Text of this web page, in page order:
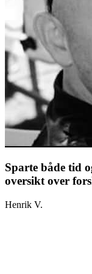
Sparte både tid
oversikt over
Henrik V.